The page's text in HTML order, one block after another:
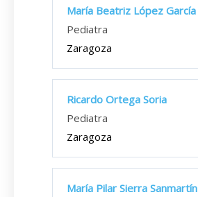
María Beatriz López García
Pediatra
Zaragoza
Ricardo Ortega Soria
Pediatra
Zaragoza
María Pilar Sierra Sanmartín